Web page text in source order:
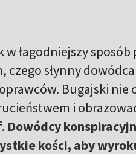
łagodniejszy
słynny
Bugajski nie
i
Dowódcy
kości, aby